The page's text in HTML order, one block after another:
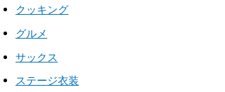
クッキング
グルメ
サックス
ステージ衣装